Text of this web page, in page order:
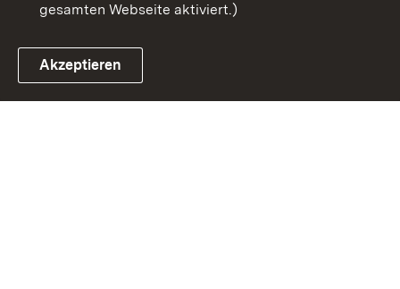
Link zum Landesportal
gesamten Webseite aktiviert.)
Akzeptieren